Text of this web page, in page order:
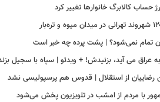
حساب کالابرگ خانوارها تغییر کرد
تمام نمی‌شود؟ | پشت پرده چه خبر است
عراق می آید، بزنیدش! + ویدئو | سپاه با سجیل
رضاییان از استقلال | قدوس هم پرسپولیسی نشد
با مردم از امشب در تلویزیون پخش می‌شود